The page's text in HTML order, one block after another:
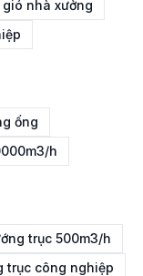
nhà xưởng
ống
h
trục 500m3/h
trục công nghiệp